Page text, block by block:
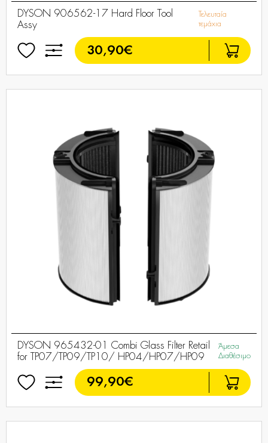
DYSON 906562-17 Hard Floor Tool
Assy
Τελευταία
τεμάχια
30,90€
DYSON 965432-01 Combi Glass Filter Retail
for TP07/TP09/TP10/ HP04/HP07/HP09
Άμεσα
Διαθέσιμο
99,90€